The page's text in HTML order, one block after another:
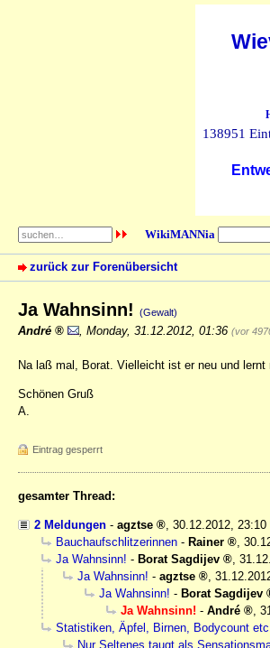
138951
WikiMANNia
zurück zur Forenübersicht
Ja Wahnsinn! (Gewalt)
André Monday, 31.12.2012, 01:36 (vor
Na laß mal, Borat. Vielleicht ist er neu und
Schönen Gruß
A.
Eintrag gesperrt
gesamter Thread:
2 Meldungen - agztse , 30.12.2012, 23:10
Bauchaufschlitzerinnen - Rainer ,
Ja Wahnsinn! - Borat Sagdijev ,
Ja Wahnsinn! - agztse ,
Ja Wahnsinn! - Borat Sagdijev
Ja Wahnsinn! - André ,
Statistiken, Äpfel, Birnen, Bodycount
Nur Seltenes taugt als